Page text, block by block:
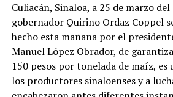
Culiacán, Sinaloa, a 25 de marzo del
gobernador Quirino Ordaz Coppel
hecho esta mañana por el
Manuel López Obrador, de
150 pesos por tonelada de maíz,
los productores sinaloenses y a